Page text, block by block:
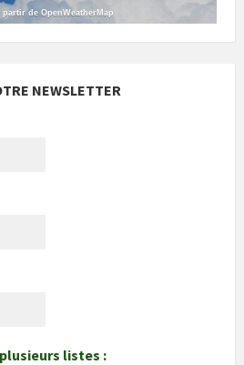
partir de OpenWeatherMap
NEWSLETTER
listes :